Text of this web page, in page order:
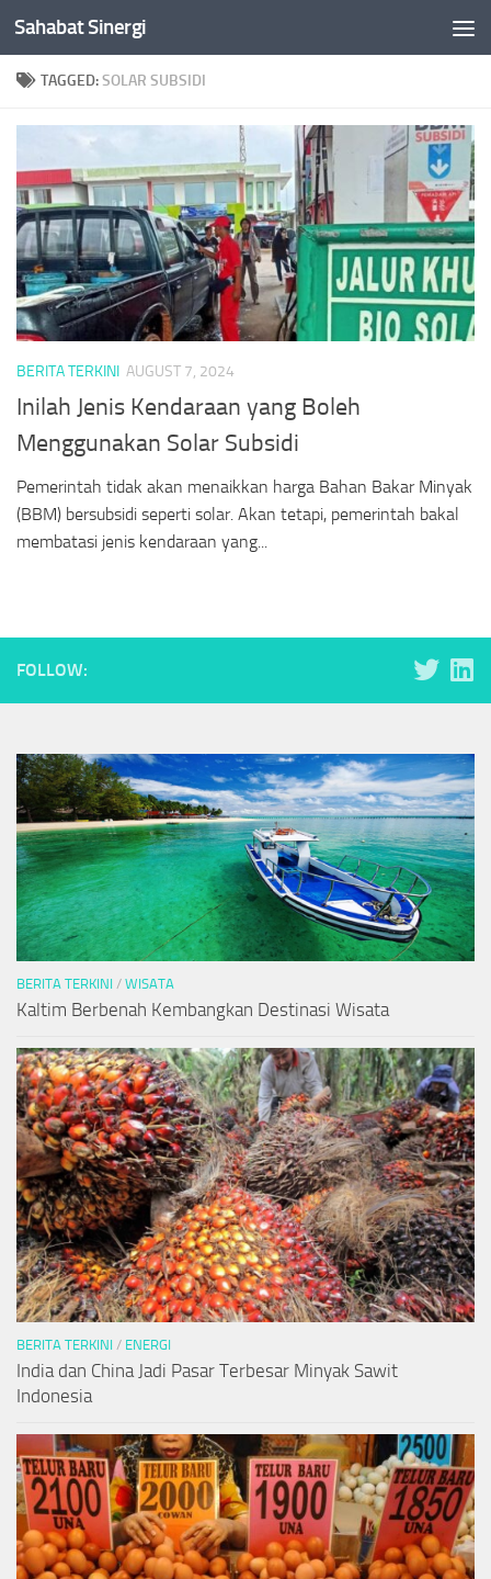
Skip to content
Sahabat Sinergi
TAGGED:SOLAR SUBSIDI
BERITA TERKINI AUGUST 7, 2024
Inilah Jenis Kendaraan yang Boleh
Menggunakan Solar Subsidi
Pemerintah tidak akan menaikkan harga Bahan Bakar Minyak
(BBM) bersubsidi seperti solar. Akan tetapi, pemerintah bakal
membatasi jenis kendaraan yang...
FOLLOW:
BERITA TERKINI / WISATA
Kaltim Berbenah Kembangkan Destinasi Wisata
BERITA TERKINI / ENERGI
India dan China Jadi Pasar Terbesar Minyak Sawit
Indonesia